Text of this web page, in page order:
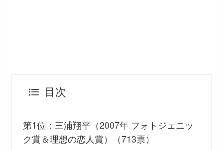
目次
第1位：三浦翔平（2007年 フォトジェニッ
ク賞＆理想の恋人賞）（713票）